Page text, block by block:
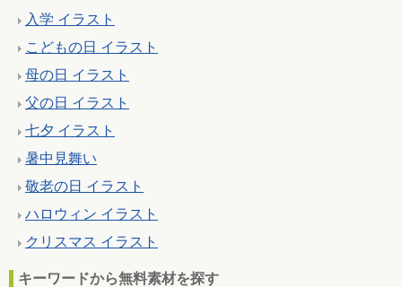
入学 イラスト
こどもの日 イラスト
母の日 イラスト
父の日 イラスト
七夕 イラスト
暑中見舞い
敬老の日 イラスト
ハロウィン イラスト
クリスマス イラスト
キーワードから無料素材を探す